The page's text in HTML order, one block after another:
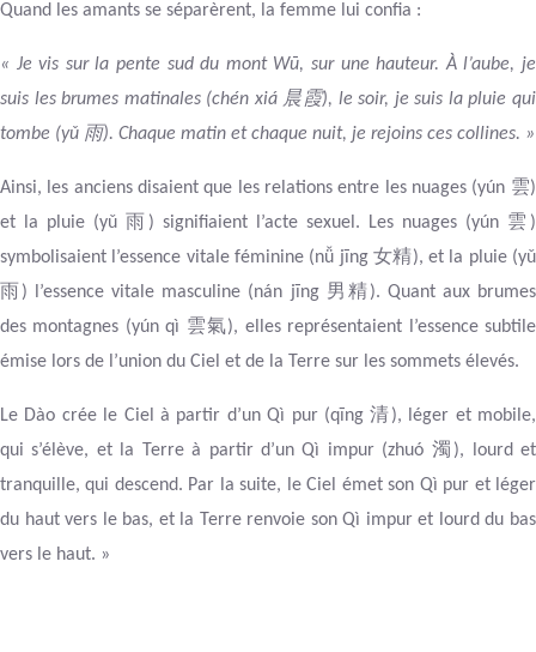
Quand les amants se séparèrent, la femme lui confia :
« Je vis sur la pente sud du mont Wū, sur une hauteur. À l’aube, je
suis les brumes matinales (chén xiá 晨霞), le soir, je suis la pluie qui
tombe (yǔ 雨). Chaque matin et chaque nuit, je rejoins ces collines. »
Ainsi, les anciens disaient que les relations entre les nuages (yún 雲)
et la pluie (yǔ 雨 ) signifiaient l’acte sexuel. Les nuages (yún 雲 )
symbolisaient l’essence vitale féminine (nǚ jīng 女精), et la pluie (yǔ
雨) l’essence vitale masculine (nán jīng 男精). Quant aux brumes
des montagnes (yún qì 雲氣), elles représentaient l’essence subtile
émise lors de l’union du Ciel et de la Terre sur les sommets élevés.
Le Dào crée le Ciel à partir d’un Qì pur (qīng清), léger et mobile,
qui s’élève, et la Terre à partir d’un Qì impur (zhuó 濁 ), lourd et
tranquille, qui descend. Par la suite, le Ciel émet son Qì pur et léger
du haut vers le bas, et la Terre renvoie son Qì impur et lourd du bas
vers le haut. »